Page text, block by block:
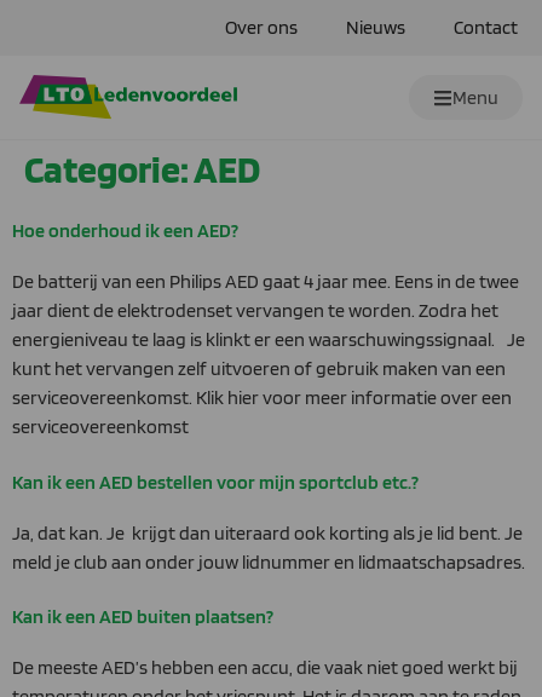
Over ons Nieuws Contact
Menu
Categorie:AED
Hoe onderhoud ik een AED?
De batterij van een Philips AED gaat 4 jaar mee. Eens in de twee
jaar dient de elektrodenset vervangen te worden. Zodra het
energieniveau te laag is klinkt er een waarschuwingssignaal. Je
kunt het vervangen zelf uitvoeren of gebruik maken van een
serviceovereenkomst. Klik hier voor meer informatie over een
serviceovereenkomst
Kan ik een AED bestellen voor mijn sportclub etc.?
Ja, dat kan. Je krijgt dan uiteraard ook korting als je lid bent. Je
meld je club aan onder jouw lidnummer en lidmaatschapsadres.
Kan ik een AED buiten plaatsen?
De meeste AED’s hebben een accu, die vaak niet goed werkt bij